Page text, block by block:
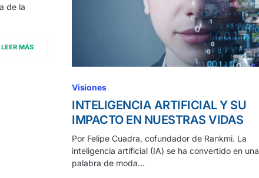
de la
LEER MÁS
Visiones
INTELIGENCIA ARTIFICIAL Y SU
IMPACTO EN NUESTRAS VIDAS
Por Felipe Cuadra, cofundador de Rankmi. La
inteligencia artificial (IA) se ha convertido en una
palabra de moda…